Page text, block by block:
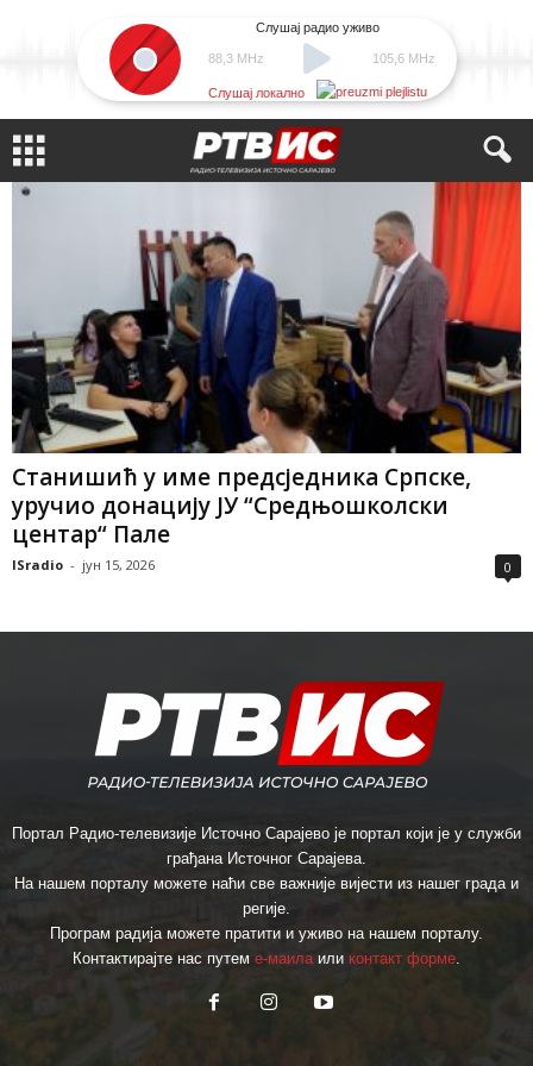
88,3 MHz
Слушај радио уживо
105,6 MHz
Слушај локално
Станишић у име предсједника Српске,
уручио донацију ЈУ “Средњошколски
центар“ Пале
ISradio - јун 15, 2026 0
Портал Радио-телевизије Источно Сарајево је портал који је у служби
грађана Источног Сарајева.
На нашем порталу можете наћи све важније вијести из нашег града и
регије.
Програм радија можете пратити и уживо на нашем порталу.
Контактирајте нас путем е-маилаили контакт форме.